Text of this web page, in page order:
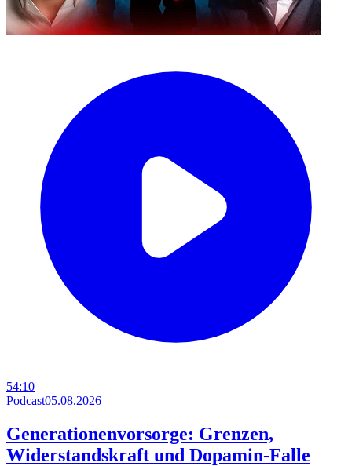
54:10
Podcast05.08.2026
Generationenvorsorge: Grenzen,
Widerstandskraft und Dopamin-Falle